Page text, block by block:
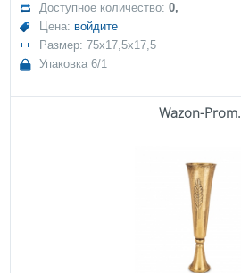
Доступное количество:0,
Цена: войдите
Размер: 75x17,5x17,5
Упаковка 6/1
Wazon-Prom.